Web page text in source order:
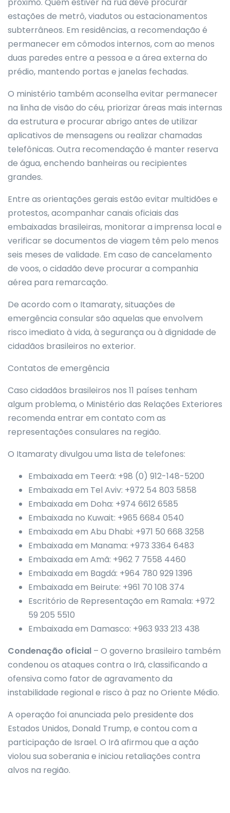
estações de metrô, viadutos ou estacionamentos
subterrâneos. Em residências, a recomendação é
permanecer em cômodos internos, com ao menos
duas paredes entre a pessoa e a área externa do
prédio, mantendo portas e janelas fechadas.
O ministério também aconselha evitar permanecer
na linha de visão do céu, priorizar áreas mais internas
da estrutura e procurar abrigo antes de utilizar
aplicativos de mensagens ou realizar chamadas
telefônicas. Outra recomendação é manter reserva
de água, enchendo banheiras ou recipientes
grandes.
Entre as orientações gerais estão evitar multidões e
protestos, acompanhar canais oficiais das
embaixadas brasileiras, monitorar a imprensa local e
verificar se documentos de viagem têm pelo menos
seis meses de validade. Em caso de cancelamento
de voos, o cidadão deve procurar a companhia
aérea para remarcação.
De acordo com o Itamaraty, situações de
emergência consular são aquelas que envolvem
risco imediato à vida, à segurança ou à dignidade de
cidadãos brasileiros no exterior.
Contatos de emergência
Caso cidadãos brasileiros nos 11 países tenham
algum problema, o Ministério das Relações Exteriores
recomenda entrar em contato com as
representações consulares na região.
O Itamaraty divulgou uma lista de telefones:
Embaixada em Teerã: +98 (0) 912-148-5200
Embaixada em Tel Aviv: +972 54 803 5858
Embaixada em Doha: +974 6612 6585
Embaixada no Kuwait: +965 6684 0540
Embaixada em Abu Dhabi: +971 50 668 3258
Embaixada em Manama: +973 3364 6483
Embaixada em Amã: +962 7 7558 4460
Embaixada em Bagdá: +964 780 929 1396
Embaixada em Beirute: +961 70 108 374
Escritório de Representação em Ramala: +972
59 205 5510
Embaixada em Damasco: +963 933 213 438
Condenação oficial – O governo brasileiro também
condenou os ataques contra o Irã, classificando a
ofensiva como fator de agravamento da
instabilidade regional e risco à paz no Oriente Médio.
A operação foi anunciada pelo presidente dos
Estados Unidos, Donald Trump, e contou com a
participação de Israel. O Irã afirmou que a ação
violou sua soberania e iniciou retaliações contra
alvos na região.